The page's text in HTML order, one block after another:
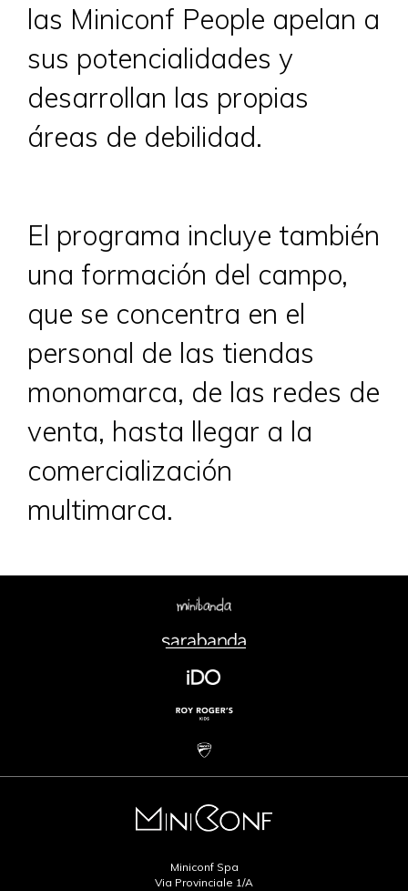
las Miniconf People apelan a
sus potencialidades y
desarrollan las propias
áreas de debilidad.
El programa incluye también
una formación del campo,
que se concentra en el
personal de las tiendas
monomarca, de las redes de
venta, hasta llegar a la
comercialización
multimarca.
Miniconf Spa
Via Provinciale 1/A